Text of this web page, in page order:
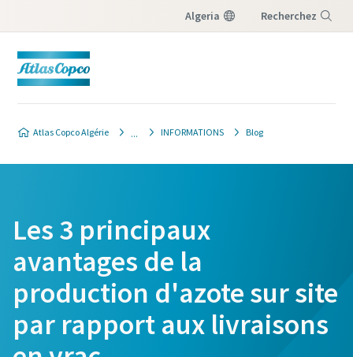
Algeria Recherchez
Atlas Copco Algérie INFORMATIONS Blog
Les 3 principaux
avantages de la
production d'azote sur site
par rapport aux livraisons